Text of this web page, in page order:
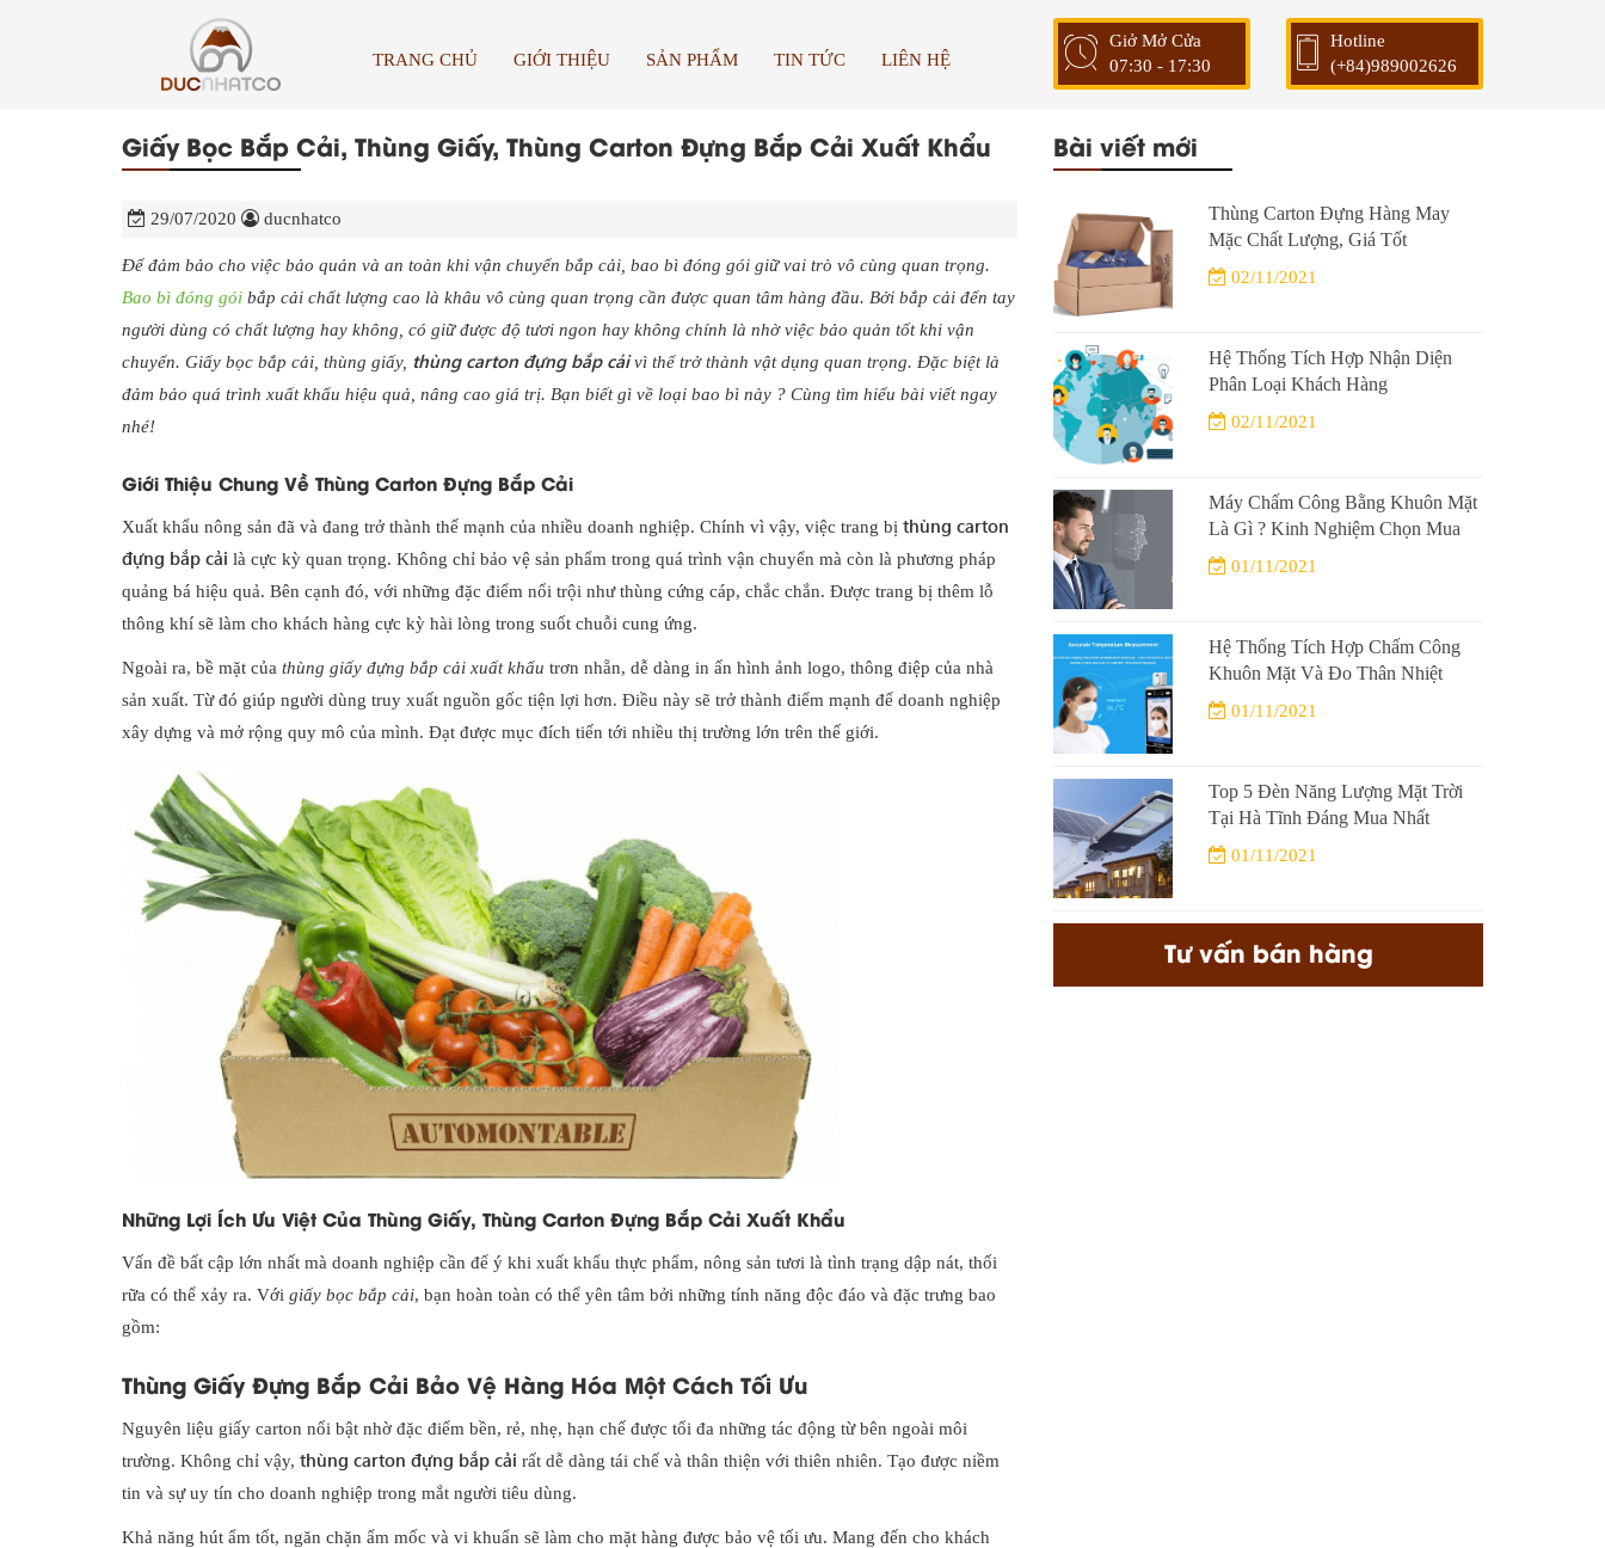
TRANG CHỦ GIỚI THIỆU SẢN PHẨM TIN TỨC LIÊN HỆ
Giở Mở Cửa
07:30 - 17:30
Hotline
(+84)989002626
Giấy Bọc Bắp Cải, Thùng Giấy, Thùng Carton Đựng Bắp Cải Xuất Khẩu
29/07/2020 ducnhatco
Để đảm bảo cho việc bảo quản và an toàn khi vận chuyển bắp cải, bao bì đóng gói giữ vai trò vô cùng quan trọng.
Bao bì đóng gói bắp cải chất lượng cao là khâu vô cùng quan trọng cần được quan tâm hàng đầu. Bởi bắp cải đến tay
người dùng có chất lượng hay không, có giữ được độ tươi ngon hay không chính là nhờ việc bảo quản tốt khi vận
chuyển. Giấy bọc bắp cải, thùng giấy, thùng carton đựng bắp cảivì thế trở thành vật dụng quan trọng. Đặc biệt là
đảm bảo quá trình xuất khẩu hiệu quả, nâng cao giá trị. Bạn biết gì về loại bao bì này ? Cùng tìm hiểu bài viết ngay
nhé!
Giới Thiệu Chung Về Thùng Carton Đựng Bắp Cải
Xuất khẩu nông sản đã và đang trở thành thế mạnh của nhiều doanh nghiệp. Chính vì vậy, việc trang bị thùng carton
đựng bắp cải là cực kỳ quan trọng. Không chỉ bảo vệ sản phẩm trong quá trình vận chuyển mà còn là phương pháp
quảng bá hiệu quả. Bên cạnh đó, với những đặc điểm nổi trội như thùng cứng cáp, chắc chắn. Được trang bị thêm lỗ
thông khí sẽ làm cho khách hàng cực kỳ hài lòng trong suốt chuỗi cung ứng.
Ngoài ra, bề mặt của thùng giấy đựng bắp cải xuất khẩu trơn nhẵn, dễ dàng in ấn hình ảnh logo, thông điệp của nhà
sản xuất. Từ đó giúp người dùng truy xuất nguồn gốc tiện lợi hơn. Điều này sẽ trở thành điểm mạnh để doanh nghiệp
xây dựng và mở rộng quy mô của mình. Đạt được mục đích tiến tới nhiều thị trường lớn trên thế giới.
Những Lợi Ích Ưu Việt Của Thùng Giấy, Thùng Carton Đựng Bắp Cải Xuất Khẩu
Vấn đề bất cập lớn nhất mà doanh nghiệp cần để ý khi xuất khẩu thực phẩm, nông sản tươi là tình trạng dập nát, thối
rữa có thể xảy ra. Với giấy bọc bắp cải, bạn hoàn toàn có thể yên tâm bởi những tính năng độc đáo và đặc trưng bao
gồm:
Thùng Giấy Đựng Bắp Cải Bảo Vệ Hàng Hóa Một Cách Tối Ưu
Nguyên liệu giấy carton nổi bật nhờ đặc điểm bền, rẻ, nhẹ, hạn chế được tối đa những tác động từ bên ngoài môi
trường. Không chỉ vậy, thùng carton đựng bắp cải rất dễ dàng tái chế và thân thiện với thiên nhiên. Tạo được niềm
tin và sự uy tín cho doanh nghiệp trong mắt người tiêu dùng.
Khả năng hút ẩm tốt, ngăn chặn ẩm mốc và vi khuẩn sẽ làm cho mặt hàng được bảo vệ tối ưu. Mang đến cho khách
Bài viết mới
Thùng Carton Đựng Hàng May
Mặc Chất Lượng, Giá Tốt
02/11/2021
Hệ Thống Tích Hợp Nhận Diện
Phân Loại Khách Hàng
02/11/2021
Máy Chấm Công Bằng Khuôn Mặt
Là Gì ? Kinh Nghiệm Chọn Mua
01/11/2021
Hệ Thống Tích Hợp Chấm Công
Khuôn Mặt Và Đo Thân Nhiệt
01/11/2021
Top 5 Đèn Năng Lượng Mặt Trời
Tại Hà Tĩnh Đáng Mua Nhất
01/11/2021
Tư vấn bán hàng